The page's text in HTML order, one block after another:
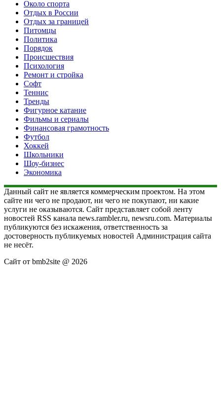
Около спорта
Отдых в России
Отдых за границей
Питомцы
Политика
Порядок
Происшествия
Психология
Ремонт и стройка
Софт
Теннис
Тренды
Фигурное катание
Фильмы и сериалы
Финансовая грамотность
Футбол
Хоккей
Школьники
Шоу-бизнес
Экономика
Данный сайт не является коммерческим проектом. На этом
сайте ни чего не продают, ни чего не покупают, ни какие
услуги не оказываются. Сайт представляет собой ленту
новостей RSS канала news.rambler.ru, newsru.com. Материалы
публикуются без искажения, ответственность за
достоверность публикуемых новостей Администрация сайта
не несёт.
Сайт от bmb2site @ 2026